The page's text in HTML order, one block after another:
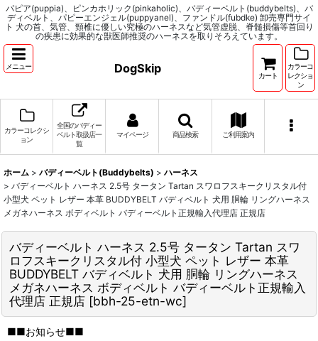
パピア(puppia)、ピンカホリック(pinkaholic)、バディーベルト(buddybelts)、バ
ディベルト、パピーエンジェル(puppyanel)、ファンドル(fubdke) 卸売専門サイ
ト 犬の首、気管、頸椎に優しい究極のハーネスなど気管虚脱、脊髄損傷等首回り
の疾患に効果的な獣医師推奨のハーネスを取りそろえています。
メニュー DogSkip
カート
カラーコ
レクショ
ン
カラーコレクシ
ョン
全国のバディー
ベルト取扱店一
覧
マイページ 商品検索 ご利用案内
ホーム > バディーベルト(Buddybelts) > ハーネス
> バディーベルト ハーネス 2.5号 タータン Tartan スワロフスキークリスタル付
小型犬 ペット レザー 本革 BUDDYBELT バディベルト 犬用 胴輪 リングハーネス
メガネハーネス ボディベルト バディーベルト正規輸入代理店 正規店
バディーベルト ハーネス 2.5号 タータン Tartan スワ
ロフスキークリスタル付 小型犬 ペット レザー 本革
BUDDYBELT バディベルト 犬用 胴輪 リングハーネス
メガネハーネス ボディベルト バディーベルト正規輸入
代理店 正規店 [bbh-25-etn-wc]
■■お知らせ■■